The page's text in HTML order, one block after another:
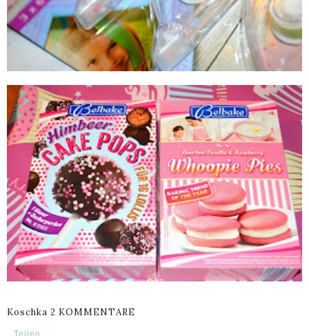
Koschka 2 KOMMENTARE
Teilen